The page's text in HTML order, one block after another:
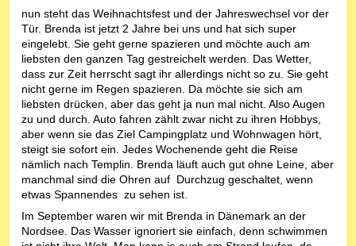
nun steht das Weihnachtsfest und der Jahreswechsel vor der
Tür. Brenda ist jetzt 2 Jahre bei uns und hat sich super
eingelebt. Sie geht gerne spazieren und möchte auch am
liebsten den ganzen Tag gestreichelt werden. Das Wetter,
dass zur Zeit herrscht sagt ihr allerdings nicht so zu. Sie geht
nicht gerne im Regen spazieren. Da möchte sie sich am
liebsten drücken, aber das geht ja nun mal nicht. Also Augen
zu und durch. Auto fahren zählt zwar nicht zu ihren Hobbys,
aber wenn sie das Ziel Campingplatz und Wohnwagen hört,
steigt sie sofort ein. Jedes Wochenende geht die Reise
nämlich nach Templin. Brenda läuft auch gut ohne Leine, aber
manchmal sind die Ohren auf Durchzug geschaltet, wenn
etwas Spannendes zu sehen ist.
Im September waren wir mit Brenda in Dänemark an der
Nordsee. Das Wasser ignoriert sie einfach, denn schwimmen